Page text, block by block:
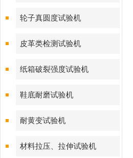
轮子真圆度试验机
皮革类检测试验机
纸箱破裂强度试验机
鞋底耐磨试验机
耐黄变试验机
材料拉压、拉伸试验机